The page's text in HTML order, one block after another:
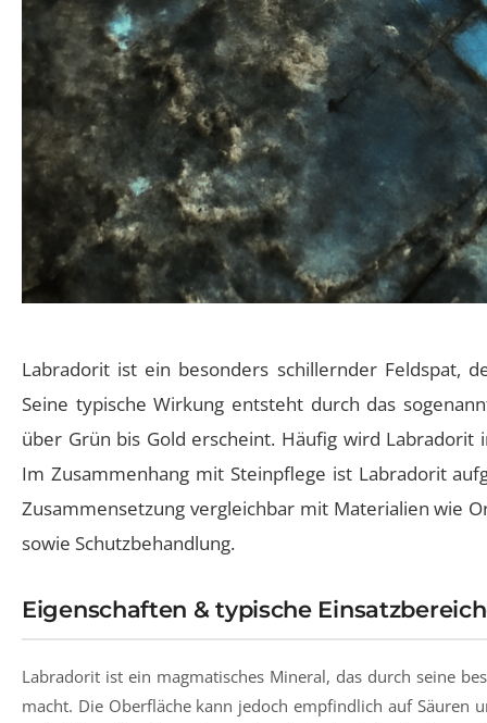
Labradorit ist ein besonders schillernder Feldspat,
Seine typische Wirkung entsteht durch das
über Grün bis Gold erscheint. Häufig wird
Im Zusammenhang mit Steinpflege ist Labradorit
Zusammensetzung vergleichbar mit Materialien wie
sowie Schutzbehandlung.
Eigenschaften & typische
Labradorit ist ein magmatisches Mineral, das durch seine
macht. Die Oberfläche kann jedoch empfindlich auf Säuren